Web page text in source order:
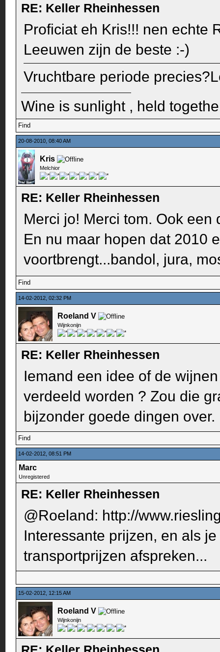
RE: Keller Rheinhessen
Proficiat eh Kris!!! nen echte
Leeuwen zijn de beste :-)
Vruchtbare periode
Wine is sunlight , held
Find
20-08-2010, 08:40 AM
Kris
Melchior
RE: Keller Rheinhessen
Merci jo! Merci tom. Ook een
En nu maar hopen dat 2010
voortbrengt...bandol, jura,
Find
14-02-2012, 02:32 PM
Roeland V
Wijnkonijn
RE: Keller Rheinhessen
Iemand een idee of de
verdeeld worden ? Zou die
bijzonder goede dingen over.
Find
14-02-2012, 08:51 PM
Marc
Unregistered
RE: Keller Rheinhessen
@Roeland: http://
Interessante prijzen, en als
transportprijzen afspreken...
15-02-2012, 12:15 AM
Roeland V
Wijnkonijn